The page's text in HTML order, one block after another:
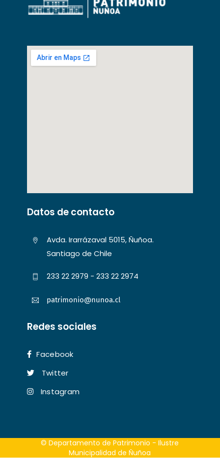
Datos de contacto
Avda. Irarrázaval 5015, Ñuñoa.
Santiago de Chile
233 22 2979 - 233 22 2974
patrimonio@nunoa.cl
Redes sociales
Facebook
Twitter
Instagram
© Departamento de Patrimonio - Ilustre
Municipalidad de Ñuñoa